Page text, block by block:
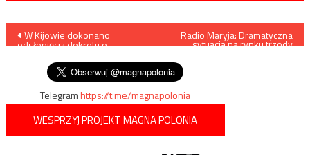
Nawigacja
wpisu
W Kijowie dokonano
odsłonięcia dekretu o
Radio Maryja: Dramatyczna
sytuacja na rynku trzody
Telegramhttps://t.me/magnapolonia
WESPRZYJ PROJEKT MAGNA POLONIA